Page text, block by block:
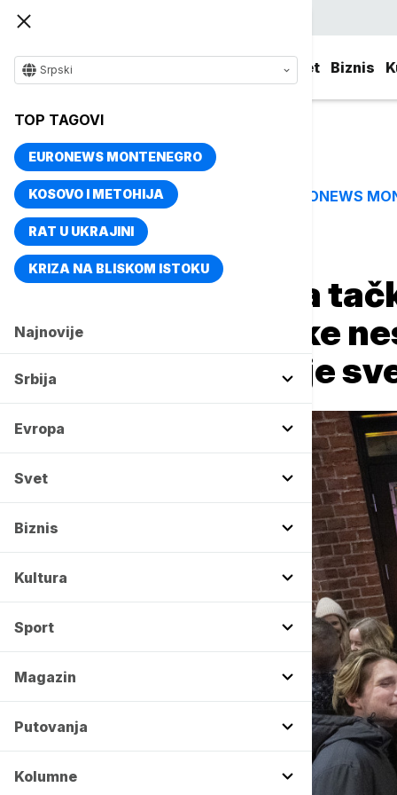
Svet Biznis
Srpski
TOP TAGOVI
EURONEWS MONTENEGRO
KOSOVO I METOHIJA
RAT U UKRAJINI
KRIZA NA BLISKOM ISTOKU
Najnovije
Srbija
Evropa
Svet
Biznis
Kultura
Sport
Magazin
Putovanja
Kolumne
TOP TAGOVI EURONEWS
Naslovna Evropa
Švedska stavlja
testiranja, brojke
otvorene - sad je